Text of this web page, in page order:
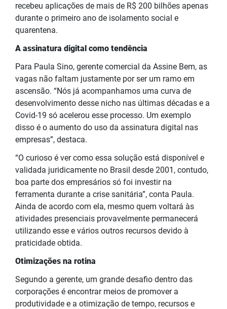
recebeu aplicações de mais de R$ 200 bilhões apenas
durante o primeiro ano de isolamento social e
quarentena.
A assinatura digital como tendência
Para Paula Sino, gerente comercial da Assine Bem, as
vagas não faltam justamente por ser um ramo em
ascensão. “Nós já acompanhamos uma curva de
desenvolvimento desse nicho nas últimas décadas e a
Covid-19 só acelerou esse processo. Um exemplo
disso é o aumento do uso da assinatura digital nas
empresas”, destaca.
“O curioso é ver como essa solução está disponível e
validada juridicamente no Brasil desde 2001, contudo,
boa parte dos empresários só foi investir na
ferramenta durante a crise sanitária”, conta Paula.
Ainda de acordo com ela, mesmo quem voltará às
atividades presenciais provavelmente permanecerá
utilizando esse e vários outros recursos devido à
praticidade obtida.
Otimizações na rotina
Segundo a gerente, um grande desafio dentro das
corporações é encontrar meios de promover a
produtividade e a otimização de tempo, recursos e